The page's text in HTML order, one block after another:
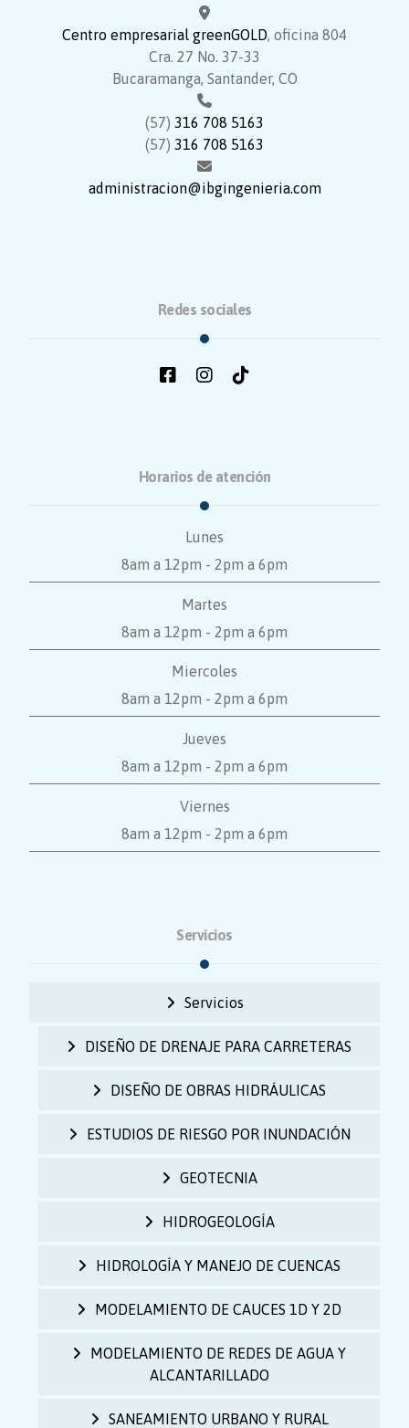
Centro empresarial greenGOLD, oficina 804
Cra. 27 No. 37-33
Bucaramanga, Santander, CO
(57) 316 708 5163
(57) 316 708 5163
administracion@ibgingenieria.com
Redes sociales
Horarios de atención
Lunes
8am a 12pm - 2pm a 6pm
Martes
8am a 12pm - 2pm a 6pm
Miercoles
8am a 12pm - 2pm a 6pm
Jueves
8am a 12pm - 2pm a 6pm
Viernes
8am a 12pm - 2pm a 6pm
Servicios
Servicios
DISEÑO DE DRENAJE PARA CARRETERAS
DISEÑO DE OBRAS HIDRÁULICAS
ESTUDIOS DE RIESGO POR INUNDACIÓN
GEOTECNIA
HIDROGEOLOGÍA
HIDROLOGÍA Y MANEJO DE CUENCAS
MODELAMIENTO DE CAUCES 1D Y 2D
MODELAMIENTO DE REDES DE AGUA Y
ALCANTARILLADO
SANEAMIENTO URBANO Y RURAL